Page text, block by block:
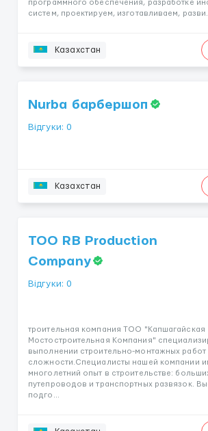
программного обеспечения, разработке
систем, проектируем, изготавливаем, разви...
Казахстан
Nurba барбершоп
Відгуки: 0
Казахстан
ТОО RB Production
Company
Відгуки: 0
троительная компания ТОО "Капшагайская
Мостостроительная Компания"
выполнении строительно-монтажных работ
сложности.Специалисты нашей компании
многолетний опыт в строительстве:
путепроводов и транспортных развязок.
подго...